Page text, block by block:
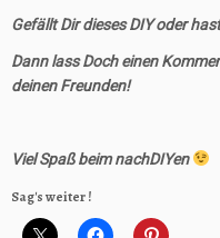
Gefällt Dir dieses DIY oder
Dann lass Doch einen
deinen Freunden!
Viel Spaß beim nachDIYen
Sag's weiter !